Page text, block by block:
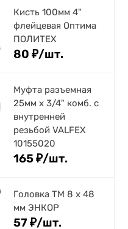
Кисть 100мм 4"
флейцевая Оптима
ПОЛИТЕХ
80 ₽/шт.
Муфта разъемная
25мм х 3/4" комб. с
внутренней
резьбой VALFEX
10155020
165₽/шт.
Головка ТМ 8 х 48
мм ЭНКОР
57 ₽/шт.